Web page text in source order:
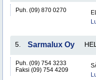
Puh. (09) 870 0270
5. Sarmalux Oy
Puh. (09) 754 3233
Faksi (09) 754 4209